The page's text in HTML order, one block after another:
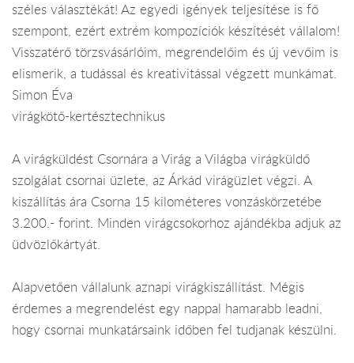
széles választékát! Az egyedi igények teljesítése is fő
szempont, ezért extrém kompozíciók készítését vállalom!
Visszatérő törzsvásárlóim, megrendelőim és új vevőim is
elismerik, a tudással és kreativitással végzett munkámat.
Simon Éva
virágkötő-kertésztechnikus
A virágküldést Csornára a Virág a Világba virágküldő
szolgálat csornai üzlete, az Árkád virágüzlet végzi. A
kiszállítás ára Csorna 15 kilométeres vonzáskörzetébe
3.200.- forint. Minden virágcsokorhoz ajándékba adjuk az
üdvözlőkártyát.
Alapvetően vállalunk aznapi virágkiszállítást. Mégis
érdemes a megrendelést egy nappal hamarabb leadni,
hogy csornai munkatársaink időben fel tudjanak készülni.